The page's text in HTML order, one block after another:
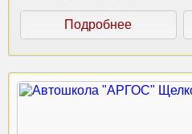
Подробнее